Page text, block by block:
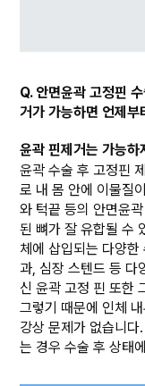
Q. 안면윤곽 고정핀
거가 가능하면 언제부
윤곽 핀제거는 가능
윤곽 수술 후 고정핀
로 내 몸 안에 이물질
와 턱끝 등의 안면윤
된 뼈가 잘 유합될 수
체에 삽입되는 다양
과, 심장 스텐드 등 다
신 윤곽 고정 핀 또한
그렇기 때문에 인체
강상 문제가 없습니
는 경우 수술 후 상태